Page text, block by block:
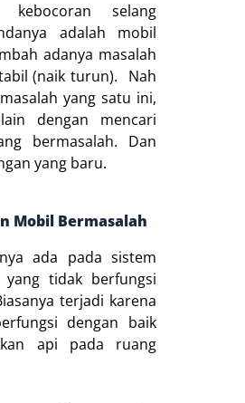
kebocoran selang
adalah mobil
adanya masalah
(naik turun). Nah
yang satu ini,
dengan mencari
bermasalah. Dan
yang baru.
Mobil Bermasalah
ada pada sistem
tidak berfungsi
terjadi karena
dengan baik
api pada ruang